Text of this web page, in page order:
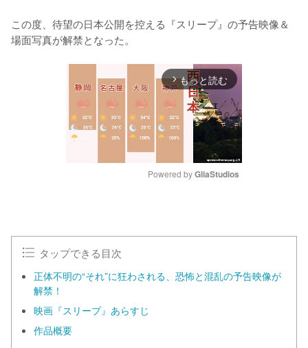
この度、待望の日本公開を控える『スリープ』の予告映像＆
場面写真が解禁となった。
arrow_forward_ios もっと読む
Powered by GliaStudios
タップできる目次
正体不明の“それ”に狂わされる、恐怖と混乱の予告映像が
解禁！
映画『スリープ』あらすじ
作品概要